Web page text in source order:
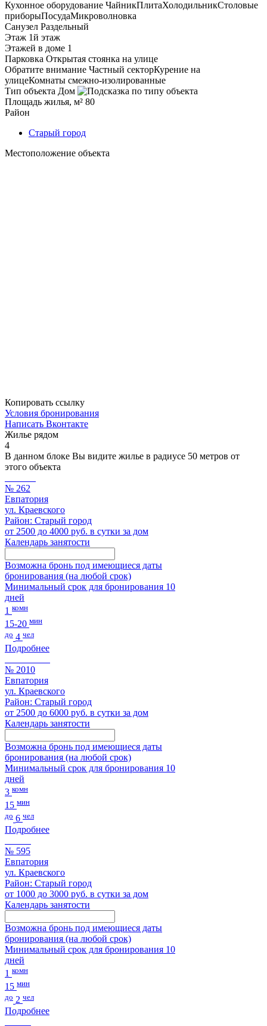
Кухонное оборудование ЧайникПлитаХолодильникСтоловые
приборыПосудаМикроволновка
Санузел Раздельный
Этаж 1й этаж
Этажей в доме 1
Парковка Открытая стоянка на улице
Обратите внимание Частный секторКурение на
улицеКомнаты смежно-изолированные
Тип объекта Дом
Площадь жилья, м² 80
Район
Старый город
Местоположение объекта
Копировать ссылку
Условия бронирования
Написать Вконтакте
Жилье рядом
4
В данном блоке Вы видите жилье в радиусе 50 метров от
этого объекта
№ 262
Евпатория
ул. Краевского
Район: Старый город
от 2500 до 4000 руб. в сутки за дом
Календарь занятости
Возможна бронь под имеющиеся даты
бронирования (на любой срок)
Минимальный срок для бронирования 10
дней
1 комн
15-20 мин
до 4 чел
Подробнее
№ 2010
Евпатория
ул. Краевского
Район: Старый город
от 2500 до 6000 руб. в сутки за дом
Календарь занятости
Возможна бронь под имеющиеся даты
бронирования (на любой срок)
Минимальный срок для бронирования 10
дней
3 комн
15 мин
до 6 чел
Подробнее
№ 595
Евпатория
ул. Краевского
Район: Старый город
от 1000 до 3000 руб. в сутки за дом
Календарь занятости
Возможна бронь под имеющиеся даты
бронирования (на любой срок)
Минимальный срок для бронирования 10
дней
1 комн
15 мин
до 2 чел
Подробнее